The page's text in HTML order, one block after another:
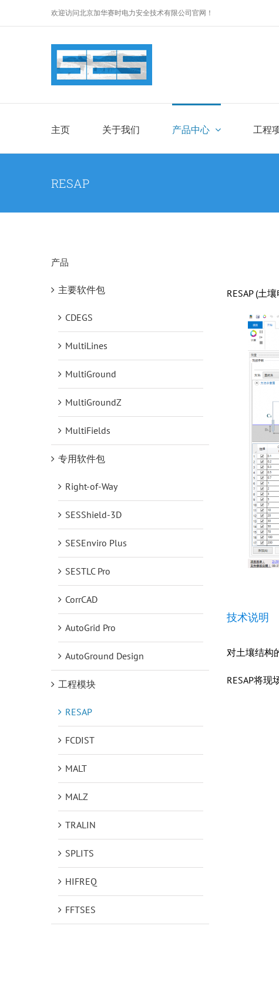
过
欢迎访问北京加华赛时电力安全技术有限公司官网！
主页 关于我们 产品中心 工程
RESAP
RESAP (土
技术说明
对土壤结构
RESAP将
产品
主要软件包
CDEGS
MultiLines
MultiGround
MultiGroundZ
MultiFields
专用软件包
Right-of-Way
SESShield-3D
SESEnviro Plus
SESTLC Pro
CorrCAD
AutoGrid Pro
AutoGround Design
工程模块
RESAP
FCDIST
MALT
MALZ
TRALIN
SPLITS
HIFREQ
FFTSES